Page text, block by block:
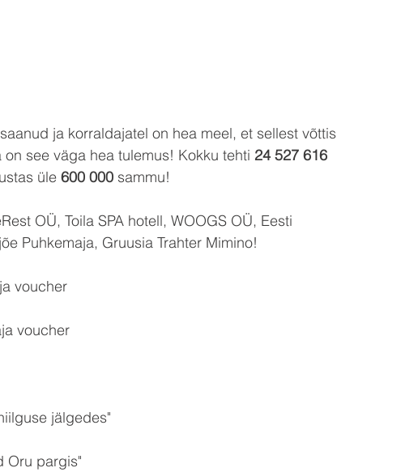
ja korraldajatel on hea meel, et sellest võttis
see väga hea tulemus! Kokku tehti 24 527 616
üle 600 000 sammu!
OÜ, Toila SPA hotell, WOOGS OÜ, Eesti
Puhkemaja, Gruusia Trahter Mimino!
voucher
voucher
jälgedes"
Oru pargis"